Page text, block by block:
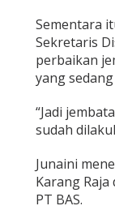
Sementara
Sekretaris
perbaikan
yang
“Jadi
sudah
Junaini
Karang
PT BAS.